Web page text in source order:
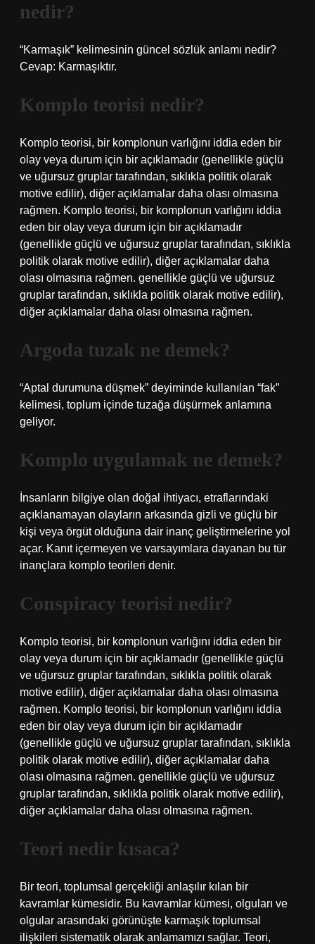
nedir?
“Karmaşık” kelimesinin güncel sözlük anlamı nedir?
Cevap: Karmaşıktır.
Komplo teorisi nedir?
Komplo teorisi, bir komplonun varlığını iddia eden bir
olay veya durum için bir açıklamadır (genellikle güçlü
ve uğursuz gruplar tarafından, sıklıkla politik olarak
motive edilir), diğer açıklamalar daha olası olmasına
rağmen. Komplo teorisi, bir komplonun varlığını iddia
eden bir olay veya durum için bir açıklamadır
(genellikle güçlü ve uğursuz gruplar tarafından, sıklıkla
politik olarak motive edilir), diğer açıklamalar daha
olası olmasına rağmen. genellikle güçlü ve uğursuz
gruplar tarafından, sıklıkla politik olarak motive edilir),
diğer açıklamalar daha olası olmasına rağmen.
Argoda tuzak ne demek?
“Aptal durumuna düşmek” deyiminde kullanılan “fak”
kelimesi, toplum içinde tuzağa düşürmek anlamına
geliyor.
Komplo uygulamak ne demek?
İnsanların bilgiye olan doğal ihtiyacı, etraflarındaki
açıklanamayan olayların arkasında gizli ve güçlü bir
kişi veya örgüt olduğuna dair inanç geliştirmelerine yol
açar. Kanıt içermeyen ve varsayımlara dayanan bu tür
inançlara komplo teorileri denir.
Conspiracy teorisi nedir?
Komplo teorisi, bir komplonun varlığını iddia eden bir
olay veya durum için bir açıklamadır (genellikle güçlü
ve uğursuz gruplar tarafından, sıklıkla politik olarak
motive edilir), diğer açıklamalar daha olası olmasına
rağmen. Komplo teorisi, bir komplonun varlığını iddia
eden bir olay veya durum için bir açıklamadır
(genellikle güçlü ve uğursuz gruplar tarafından, sıklıkla
politik olarak motive edilir), diğer açıklamalar daha
olası olmasına rağmen. genellikle güçlü ve uğursuz
gruplar tarafından, sıklıkla politik olarak motive edilir),
diğer açıklamalar daha olası olmasına rağmen.
Teori nedir kısaca?
Bir teori, toplumsal gerçekliği anlaşılır kılan bir
kavramlar kümesidir. Bu kavramlar kümesi, olguları ve
olgular arasındaki görünüşte karmaşık toplumsal
ilişkileri sistematik olarak anlamamızı sağlar. Teori,